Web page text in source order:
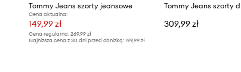
Tommy Jeans szorty jeansowe
Cena aktualna:
149,99 zł
Cena regularna: 269,99 zł
Najniższa cena z 30 dni przed obniżką: 199,99 zł
309,99 zł